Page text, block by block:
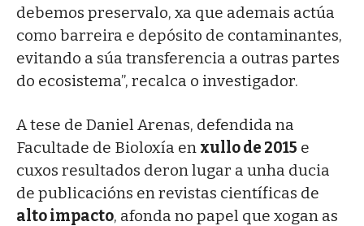
debemos preservalo, xa que ademais actúa
como barreira e depósito de contaminantes,
evitando a súa transferencia a outras partes
do ecosistema”, recalca o investigador.
A tese de Daniel Arenas, defendida na
Facultade de Bioloxía en xullo de 2015 e
cuxos resultados deron lugar a unha ducia
de publicacións en revistas científicas de
alto impacto, afonda no papel que xogan as